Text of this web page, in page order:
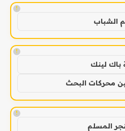
!
الشباب
!
باك لينك
محركات البحث
!
المسلم